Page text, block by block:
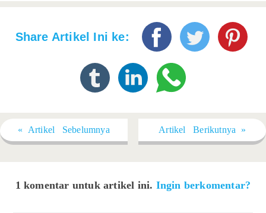
Share Artikel Ini ke:
« Artikel Sebelumnya Artikel Berikutnya »
1 komentar untuk artikel ini. Ingin berkomentar?